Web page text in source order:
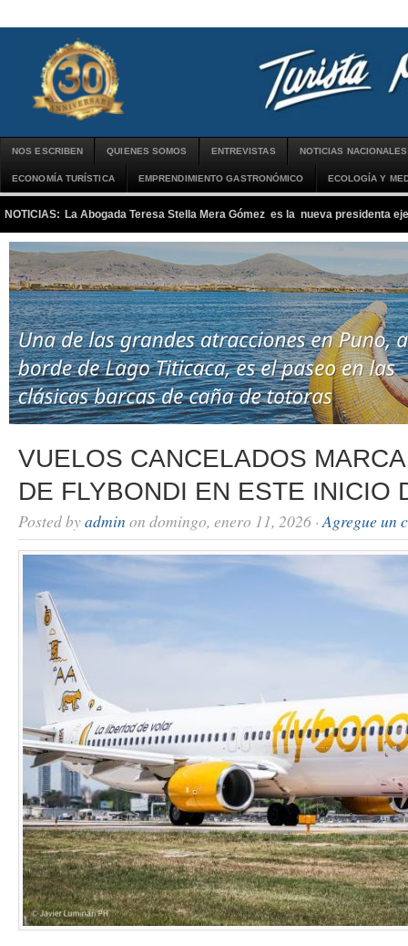
NOS ESCRIBEN QUIENES SOMOS ENTREVISTAS NOTICIAS NACIONALES
ECONOMÍA TURÍSTICA EMPRENDIMIENTO GASTRONÓMICO ECOLOGÍA Y
NOTICIAS: La Abogada Teresa Stella Mera Gómez es la nueva presidenta
VUELOS CANCELADOS
DE FLYBONDI EN ESTE INICIO
Posted byadmin on domingo, enero 11, 2026 ·Agregue un